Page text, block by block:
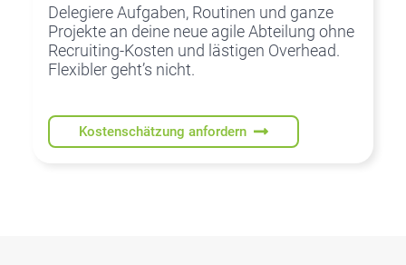
Dele­gie­re Auf­ga­ben, Rou­ti­nen und gan­ze
Pro­jek­te an dei­ne neue agi­le Abtei­lung ohne
Recrui­ting-Kos­ten und läs­ti­gen Over­head.
Fle­xi­bler geht’s nicht.
Kostenschätzung anfordern